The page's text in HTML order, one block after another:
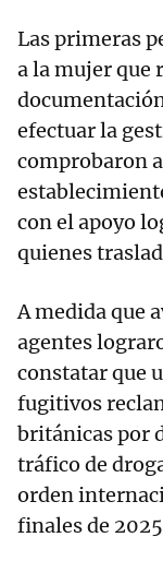
Las primeras
a la mujer que
efectuar la
comprobaron
con el apoyo
quienes
A medida que
agentes
constatar que
fugitivos
británicas por
tráfico de
orden
finales de